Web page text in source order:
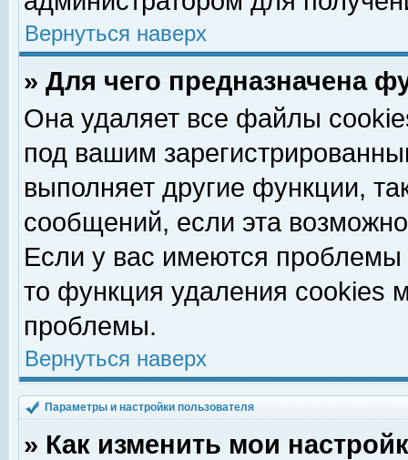
Вернуться наверх
» Для чего предназначена
Она удаляет все файлы
под вашим
выполняет другие функции,
сообщений, если эта
Если у вас имеются
то функция удаления cookies
проблемы.
Вернуться наверх
Параметры и настройки пользователя
» Как изменить мои